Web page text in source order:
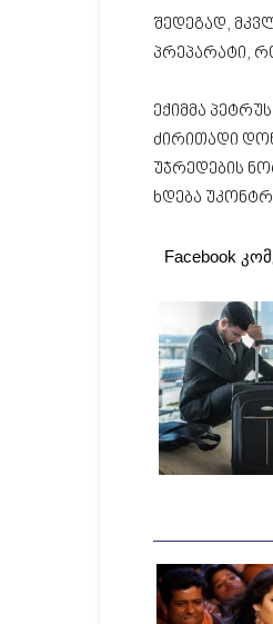
შედეგად,
პრეპარატი,
ექიმმა
ძირითადი
უჯრედების
ხდება
Facebook